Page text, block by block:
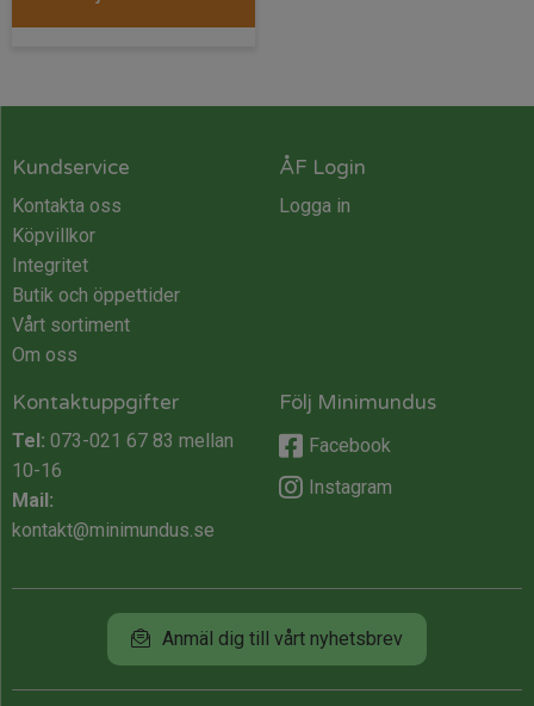
Kundservice
Kontakta oss
Köpvillkor
Integritet
Butik och öppettider
Vårt sortiment
Om oss
ÅF Login
Logga in
Kontaktuppgifter
Tel: 073-021 67 83 mellan
10-16
Mail:
kontakt@minimundus.se
Följ Minimundus
Facebook
Instagram
Anmäl dig till vårt nyhetsbrev